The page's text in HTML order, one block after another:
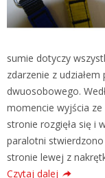
sumie dotyczy
zdarzenie z
dwuosobowego.
momencie wyjścia ze
stronie rozgięła się i
paralotni stwierdzono
stronie lewej z
Czytaj dalej